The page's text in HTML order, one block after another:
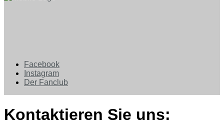
Facebook
Instagram
Der Fanclub
Kontaktieren Sie uns: